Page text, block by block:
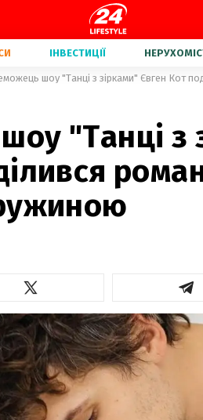
ІНВЕСТИЦІЇ
шоу "Танці з зірками" Євген Кот
"Танці з